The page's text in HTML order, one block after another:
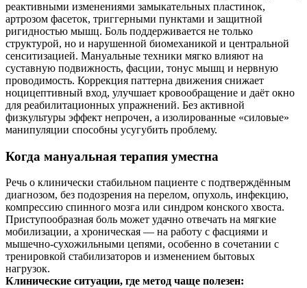
реактивными изменениями замыкательных пластинок,
артрозом фасеток, триггерными пунктами и защитной
ригидностью мышц. Боль поддерживается не только
структурой, но и нарушенной биомеханикой и центральной
сенситизацией. Мануальные техники мягко влияют на
суставную подвижность, фасции, тонус мышц и нервную
проводимость. Коррекция паттерна движения снижает
ноцицептивный вход, улучшает кровообращение и даёт окно
для реабилитационных упражнений. Без активной
физкультуры эффект непрочен, а изолированные «силовые»
манипуляции способны усугубить проблему.
Когда мануальная терапия уместна
Речь о клинически стабильном пациенте с подтверждённым
диагнозом, без подозрения на перелом, опухоль, инфекцию,
компрессию спинного мозга или синдром конского хвоста.
Приступообразная боль может удачно отвечать на мягкие
мобилизации, а хроническая — на работу с фасциями и
мышечно‑сухожильными цепями, особенно в сочетании с
тренировкой стабилизаторов и изменением бытовых
нагрузок.
Клинические ситуации, где метод чаще полезен: